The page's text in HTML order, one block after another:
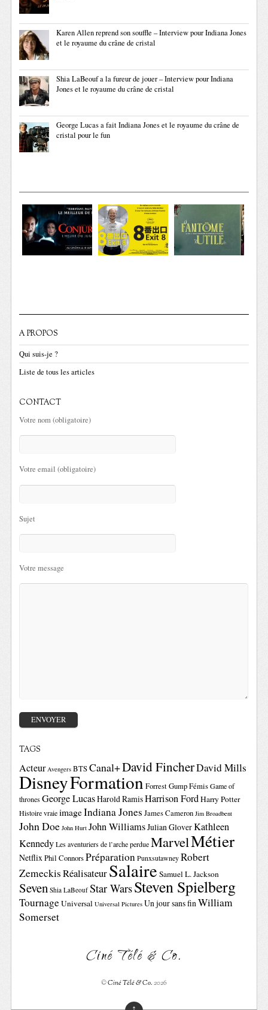
Karen Allen reprend son souffle – Interview pour Indiana Jones
et le royaume du crâne de cristal
Shia LaBeouf a la fureur de jouer – Interview pour Indiana
Jones et le royaume du crâne de cristal
George Lucas a fait Indiana Jones et le royaume du crâne de
cristal pour le fun
A PROPOS
Qui suis-je ?
Liste de tous les articles
CONTACT
Votre nom (obligatoire)
Votre email (obligatoire)
Sujet
Votre message
TAGS
Acteur Avengers BTSCanal+David FincherDavid Mills
DisneyFormationForrest GumpFémis Game of
thrones George LucasHarold RamisHarrison FordHarry Potter
Histoire vraie imageIndiana Jones James Cameron Jim Broadbent
John Doe John Hurt John WilliamsJulian GloverKathleen
Kennedy Les aventuriers de l’arche perdue MarvelMétier
NetflixPhil ConnorsPréparation Punxsutawney Robert
ZemeckisRéalisateurSalaire Samuel L. Jackson
Seven Shia LaBeouf Star WarsSteven Spielberg
TournageUniversal Universal Pictures Un jour sans finWilliam
Somerset
Ciné Télé & Co.
©Ciné Télé & Co.2026